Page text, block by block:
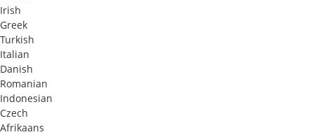
Irish
Greek
Turkish
Italian
Danish
Romanian
Indonesian
Czech
Afrikaans